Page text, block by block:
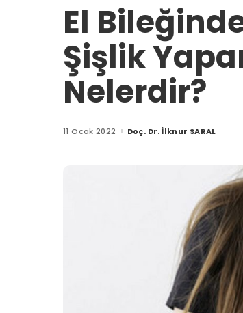
El
Şişlik
Nelerdir?
11 Ocak 2022 Posted
Doç. Dr. İlknur SARAL